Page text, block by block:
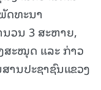
ດທະນາ
ວນ 3 ສະຫາຍ,
ສະໝຸດ ແລະ ກ່າວ
ານປະຊາຊົນແຂວງ